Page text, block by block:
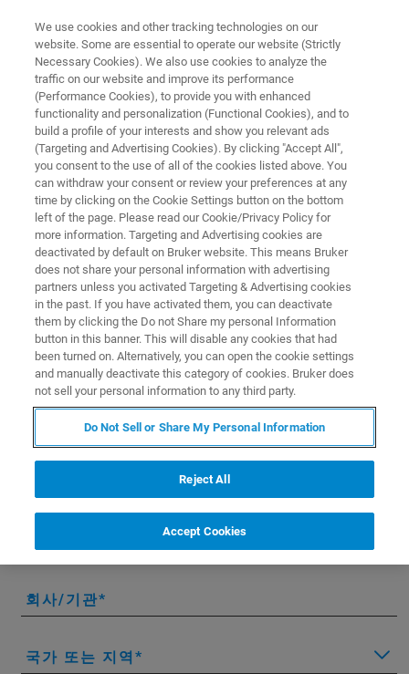
원자 힘 현미경
문의
본 페이지는 문의 양식입니다. 내용을 작성하신
후 제출해 주시면, 문의 사항에 대해 성심껏 답
변드리겠습니다.
※ 필수 필드를 작성 해 주세요.
회사/기관
국가 또는 지역
We use cookies and other tracking technologies on our
website. Some are essential to operate our website (Strictly
Necessary Cookies). We also use cookies to analyze the
traffic on our website and improve its performance
(Performance Cookies), to provide you with enhanced
functionality and personalization (Functional Cookies), and to
build a profile of your interests and show you relevant ads
(Targeting and Advertising Cookies). By clicking "Accept All",
you consent to the use of all of the cookies listed above. You
can withdraw your consent or review your preferences at any
time by clicking on the Cookie Settings button on the bottom
left of the page. Please read our Cookie/Privacy Policy for
more information. Targeting and Advertising cookies are
deactivated by default on Bruker website. This means Bruker
does not share your personal information with advertising
partners unless you activated Targeting & Advertising cookies
in the past. If you have activated them, you can deactivate
them by clicking the Do not Share my personal Information
button in this banner. This will disable any cookies that had
been turned on. Alternatively, you can open the cookie settings
and manually deactivate this category of cookies. Bruker does
not sell your personal information to any third party.
Do Not Sell or Share My Personal Information
Reject All
Accept Cookies